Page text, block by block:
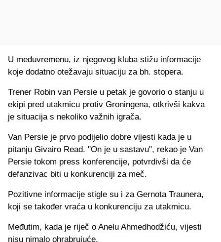
U međuvremenu, iz njegovog kluba stižu informacije
koje dodatno otežavaju situaciju za bh. stopera.
Trener Robin van Persie u petak je govorio o stanju u
ekipi pred utakmicu protiv Groningena, otkrivši kakva
je situacija s nekoliko važnih igrača.
Van Persie je prvo podijelio dobre vijesti kada je u
pitanju Givairo Read. "On je u sastavu", rekao je Van
Persie tokom press konferencije, potvrdivši da će
defanzivac biti u konkurenciji za meč.
Pozitivne informacije stigle su i za Gernota Traunera,
koji se također vraća u konkurenciju za utakmicu.
Međutim, kada je riječ o Anelu Ahmedhodžiću, vijesti
nisu nimalo ohrabrujuće.